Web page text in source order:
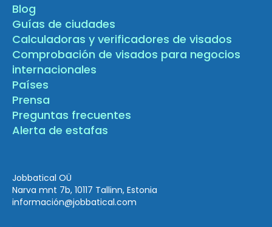
Blog
Guías de ciudades
Calculadoras y verificadores de visados
Comprobación de visados para negocios
internacionales
Países
Prensa
Preguntas frecuentes
Alerta de estafas
Jobbatical OÜ
Narva mnt 7b, 10117 Tallinn, Estonia
información@jobbatical.com